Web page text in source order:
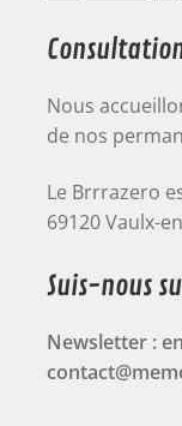
Nous
de nos
Le Brrrazero
69120 Vaulx-
Suis-nous
Newsletter :